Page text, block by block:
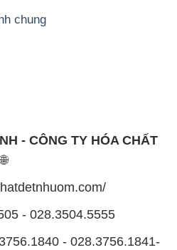
chung
- CÔNG TY HÓA CHẤT
- 028.3504.5555
- 028.3756.1841-